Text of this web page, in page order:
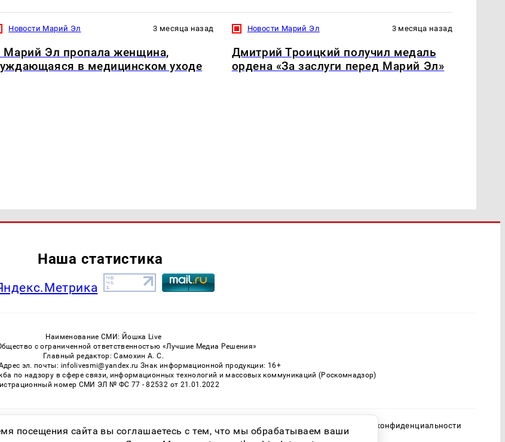
Новости Марий Эл 3 месяца назад
Марий Эл пропала женщина,
в медицинском уходе
Новости Марий Эл 3 месяца назад
Дмитрий Троицкий получил медаль
ордена «За заслуги перед Марий Эл»
Наша статистика
Наименование СМИ: Йошка Live
с ограниченной ответственностью «Лучшие Медиа Решения»
Главный редактор: Самохин А. С.
эл. почты: infolivesmi@yandex.ru Знак информационной продукции: 16+
по надзору в сфере связи, информационных технологий и массовых коммуникаций (Роскомнадзор)
номер СМИ ЭЛ № ФС 77 - 82532 от 21.01.2022
Возрастная категория сайта 16+ Политика конфиденциальности
посещения сайта вы соглашаетесь с тем, что мы обрабатываем ваши